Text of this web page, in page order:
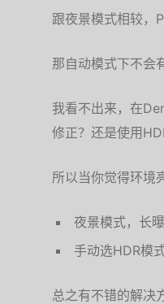
跟夜景模式相较，
那自动模式下不会
我看不出来，在
修正？还是使用
所以当你觉得环境
夜景模式，长曝
手动选HDR模式
总之有不错的解决